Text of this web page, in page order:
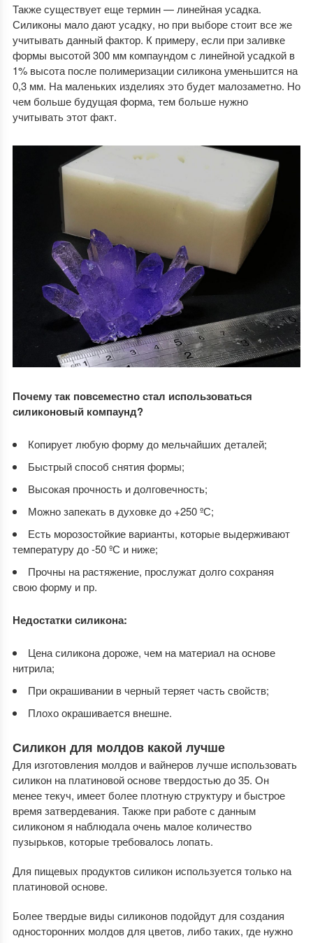
Также существует еще термин — линейная усадка.
Силиконы мало дают усадку, но при выборе стоит все же
учитывать данный фактор. К примеру, если при заливке
формы высотой 300 мм компаундом с линейной усадкой в
1% высота после полимеризации силикона уменьшится на
0,3 мм. На маленьких изделиях это будет малозаметно. Но
чем больше будущая форма, тем больше нужно
учитывать этот факт.
Почему так повсеместно стал использоваться
силиконовый компаунд?
Копирует любую форму до мельчайших деталей;
Быстрый способ снятия формы;
Высокая прочность и долговечность;
Можно запекать в духовке до +250 ºС;
Есть морозостойкие варианты, которые выдерживают
температуру до -50 ºС и ниже;
Прочны на растяжение, прослужат долго сохраняя
свою форму и пр.
Недостатки силикона:
Цена силикона дороже, чем на материал на основе
нитрила;
При окрашивании в черный теряет часть свойств;
Плохо окрашивается внешне.
Силикон для молдов какой лучше
Для изготовления молдов и вайнеров лучше использовать
силикон на платиновой основе твердостью до 35. Он
менее текуч, имеет более плотную структуру и быстрое
время затвердевания. Также при работе с данным
силиконом я наблюдала очень малое количество
пузырьков, которые требовалось лопать.
Для пищевых продуктов силикон используется только на
платиновой основе.
Более твердые виды силиконов подойдут для создания
односторонних молдов для цветов, либо таких, где нужно